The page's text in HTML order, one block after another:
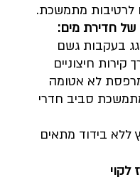
לרטיבות מתמשכת.
של חדירת מים:
בעקבות גשם
קירות חיצוניים
לא אטומה
סביב חדרי
ללא בידוד מתאים